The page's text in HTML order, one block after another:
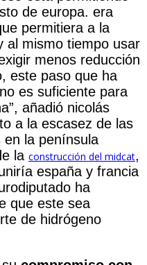
de europa. era
permitiera a la
al mismo tiempo usar
menos reducción
este paso que ha
es suficiente para
añadió nicolás
a la escasez de las
en la península
la construcción del midcat,
españa y francia
ha
que este sea
de hidrógeno